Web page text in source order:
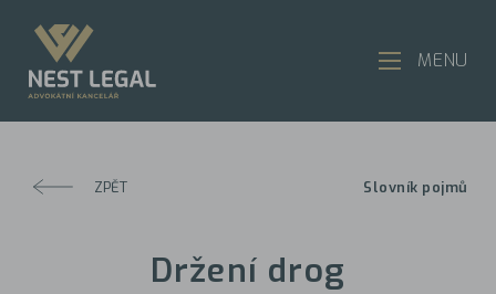
ZPĚT Slovník pojmů
Držení drog
MENU